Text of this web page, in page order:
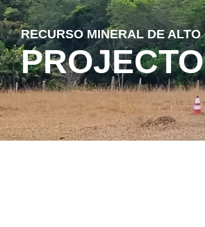
RECURSO MINERAL DE ALTO